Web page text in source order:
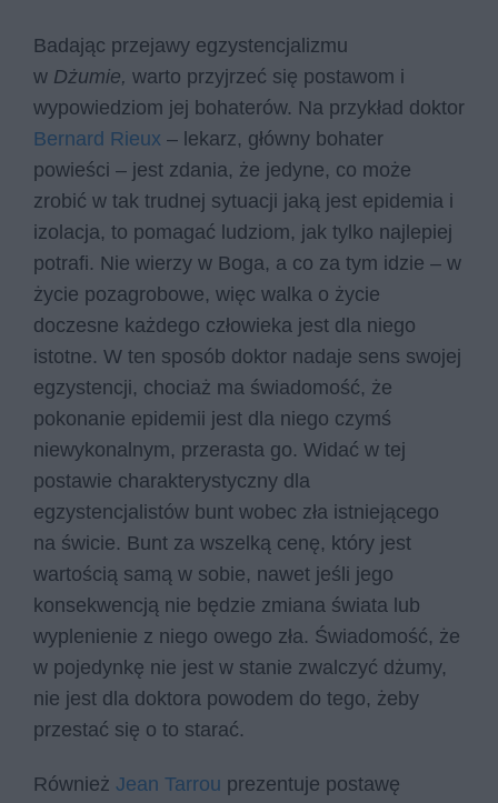
Badając przejawy egzystencjalizmu
w Dżumie, warto przyjrzeć się postawom i
wypowiedziom jej bohaterów. Na przykład doktor
Bernard Rieux – lekarz, główny bohater
powieści – jest zdania, że jedyne, co może
zrobić w tak trudnej sytuacji jaką jest epidemia i
izolacja, to pomagać ludziom, jak tylko najlepiej
potrafi. Nie wierzy w Boga, a co za tym idzie – w
życie pozagrobowe, więc walka o życie
doczesne każdego człowieka jest dla niego
istotne. W ten sposób doktor nadaje sens swojej
egzystencji, chociaż ma świadomość, że
pokonanie epidemii jest dla niego czymś
niewykonalnym, przerasta go. Widać w tej
postawie charakterystyczny dla
egzystencjalistów bunt wobec zła istniejącego
na świcie. Bunt za wszelką cenę, który jest
wartością samą w sobie, nawet jeśli jego
konsekwencją nie będzie zmiana świata lub
wyplenienie z niego owego zła. Świadomość, że
w pojedynkę nie jest w stanie zwalczyć dżumy,
nie jest dla doktora powodem do tego, żeby
przestać się o to starać.
Również Jean Tarrou prezentuje postawę